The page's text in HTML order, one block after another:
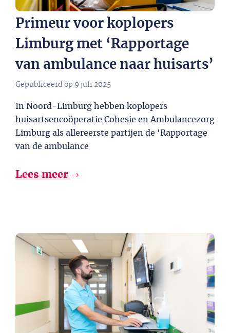
Primeur voor koplopers
Limburg met ‘Rapportage
van ambulance naar huisarts’
Gepubliceerd op 9 juli 2025
In Noord-Limburg hebben koplopers
huisartsencoöperatie Cohesie en Ambulancezorg
Limburg als allereerste partijen de ‘Rapportage
van de ambulance
Lees meer